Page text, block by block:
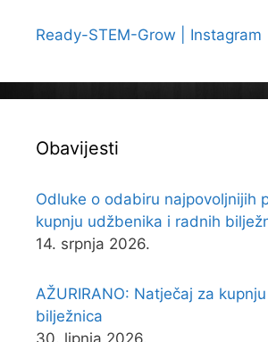
Ready-STEM-Grow | Instagram
Obavijesti
Odluke o odabiru najpovoljnijih
kupnju udžbenika i radnih
14. srpnja 2026.
AŽURIRANO: Natječaj za
bilježnica
30. lipnja 2026.